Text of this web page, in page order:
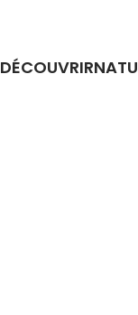
DÉCOUVRIR